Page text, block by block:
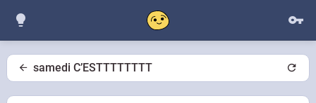
samedi C’ESTTTTTTTT